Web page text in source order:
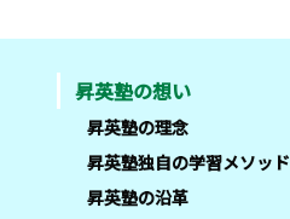
昇英塾の想い
昇英塾の理念
昇英塾独自の学習メソッド
昇英塾の沿革